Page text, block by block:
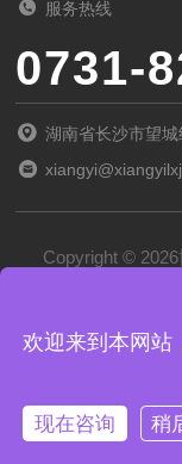
服务热线
0731-
湖南省长沙市望
Copyright ©
京公网
欢迎来到本网站
现在咨询 稍